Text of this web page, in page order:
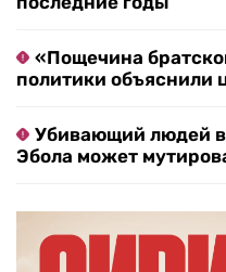
«Пощечина
политики объяснили
Убивающий людей
Эбола может